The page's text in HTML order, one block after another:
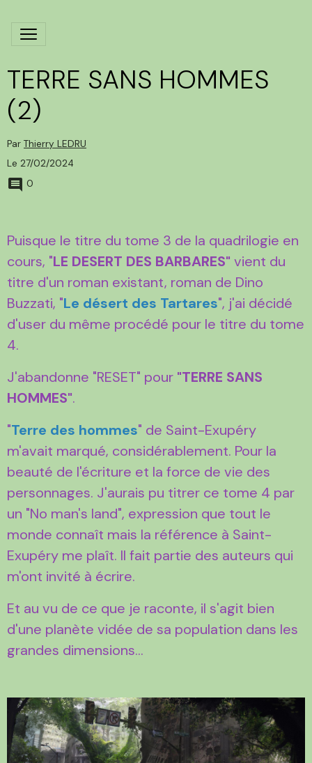
TERRE SANS HOMMES
(2)
Par Thierry LEDRU
Le 27/02/2024
0
Puisque le titre du tome 3 de la quadrilogie en
cours, "LE DESERT DES BARBARES" vient du
titre d'un roman existant, roman de Dino
Buzzati, "Le désert des Tartares", j'ai décidé
d'user du même procédé pour le titre du tome
4.
J'abandonne "RESET" pour "TERRE SANS
HOMMES".
"Terre des hommes" de Saint-Exupéry
m'avait marqué, considérablement. Pour la
beauté de l'écriture et la force de vie des
personnages. J'aurais pu titrer ce tome 4 par
un "No man's land", expression que tout le
monde connaît mais la référence à Saint-
Exupéry me plaît. Il fait partie des auteurs qui
m'ont invité à écrire.
Et au vu de ce que je raconte, il s'agit bien
d'une planète vidée de sa population dans les
grandes dimensions...